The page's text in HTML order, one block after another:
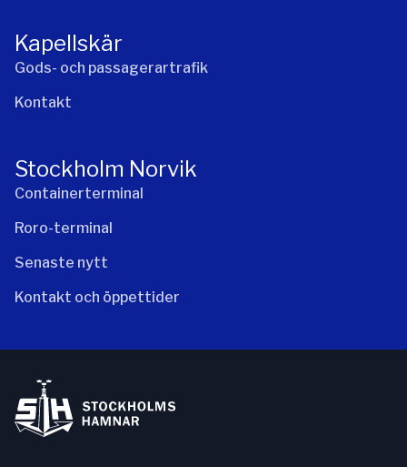
Kapellskär
Gods- och passagerartrafik
Kontakt
Stockholm Norvik
Containerterminal
Roro-terminal
Senaste nytt
Kontakt och öppettider